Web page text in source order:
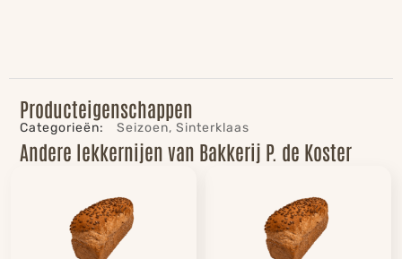
Producteigenschappen
Categorieën: Seizoen,Sinterklaas
Andere lekkernijen van Bakkerij P. de Koster